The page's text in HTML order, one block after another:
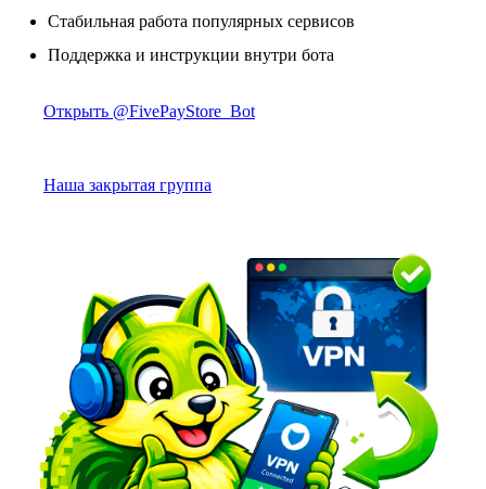
Стабильная работа популярных сервисов
Поддержка и инструкции внутри бота
Открыть @FivePayStore_Bot
Наша закрытая группа